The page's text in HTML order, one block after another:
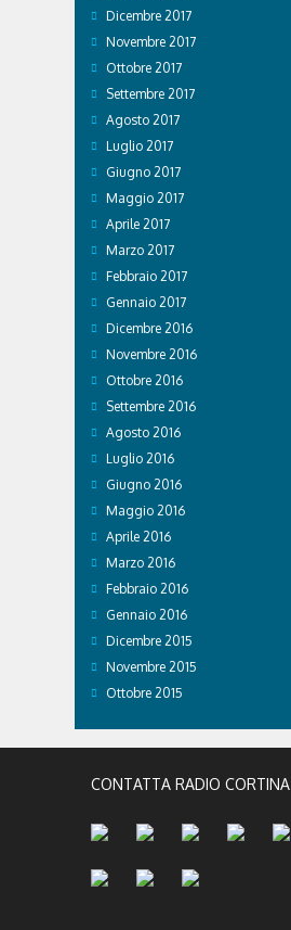
Dicembre 2017
Novembre 2017
Ottobre 2017
Settembre 2017
Agosto 2017
Luglio 2017
Giugno 2017
Maggio 2017
Aprile 2017
Marzo 2017
Febbraio 2017
Gennaio 2017
Dicembre 2016
Novembre 2016
Ottobre 2016
Settembre 2016
Agosto 2016
Luglio 2016
Giugno 2016
Maggio 2016
Aprile 2016
Marzo 2016
Febbraio 2016
Gennaio 2016
Dicembre 2015
Novembre 2015
Ottobre 2015
CONTATTA RADIO CORTINA